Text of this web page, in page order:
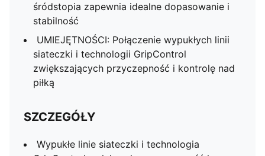
śródstopia zapewnia idealne dopasowanie i
stabilność
UMIEJĘTNOŚCI: Połączenie wypukłych linii
siateczki i technologii GripControl
zwiększających przyczepność i kontrolę nad
piłką
SZCZEGÓŁY
Wypukłe linie siateczki i technologia